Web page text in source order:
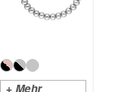
+ Mehr